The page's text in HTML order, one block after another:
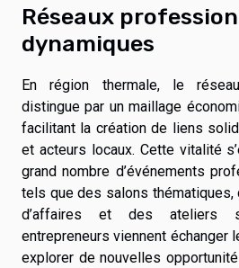
Réseaux
dynamiques
En région thermale, le
distingue par un maillage
facilitant la création de liens
et acteurs locaux. Cette vitalité
grand nombre d’événements
tels que des salons
d’affaires et des ateliers
entrepreneurs viennent échanger
explorer de nouvelles